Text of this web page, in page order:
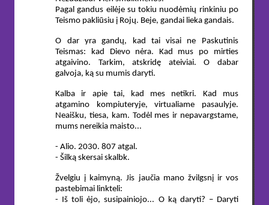
Pagal gandus eilėje su tokiu nuodėmių rinkiniu po
Teismo pakliūsiu į Rojų. Beje, gandai lieka gandais.
O dar yra gandų, kad tai visai ne Paskutinis
Teismas: kad Dievo nėra. Kad mus po mirties
atgaivino. Tarkim, atskridę ateiviai. O dabar
galvoja, ką su mumis daryti.
Kalba ir apie tai, kad mes netikri. Kad mus
atgamino kompiuteryje, virtualiame pasaulyje.
Neaišku, tiesa, kam. Todėl mes ir nepavargstame,
mums nereikia maisto...
- Alio. 2030. 807 atgal.
- Šilką skersai skalbk.
Žvelgiu į kaimyną. Jis jaučia mano žvilgsnį ir vos
pastebimai linkteli:
- Iš toli ėjo, susipainiojo... O ką daryti? – Daryti